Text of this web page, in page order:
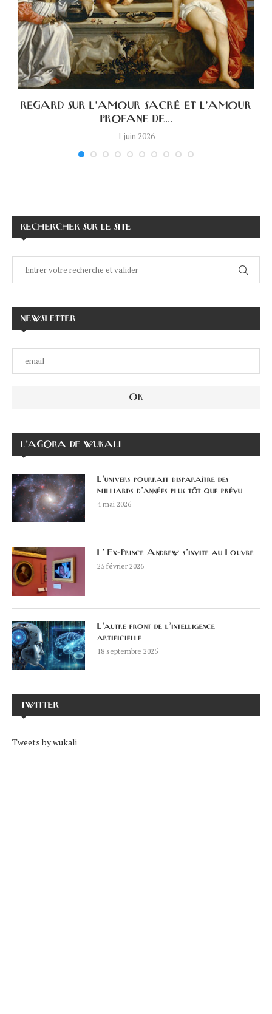
REGARD SUR L’AMOUR SACRÉ ET L’AMOUR
PROFANE DE...
1 juin 2026
RECHERCHER SUR LE SITE
NEWSLETTER
L’AGORA DE WUKALI
L’univers pourrait disparaître des
milliards d’années plus tôt que prévu
4 mai 2026
L’ Ex-Prince Andrew s’invite au Louvre
25 février 2026
L’autre front de l’intelligence
artificielle
18 septembre 2025
TWITTER
Tweets by wukali